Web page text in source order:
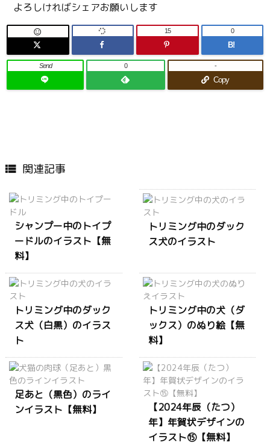
よろしければシェアお願いします
 15
B!
0
Send 0
Copy
-
 関連記事
シャンプー中のトイプ
ードルのイラスト【無
料】
トリミング中のダック
ス犬のイラスト
トリミング中のダック
ス犬（白黒）のイラス
ト
トリミング中の犬（ダ
ックス）のぬり絵【無
料】
足あと（黒色）のライ
ンイラスト【無料】
【2024年辰（たつ）
年】年賀状デザインの
イラスト⑮【無料】